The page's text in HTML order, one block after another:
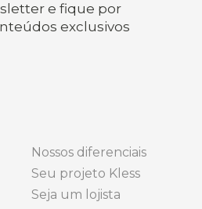
e fique por
exclusivos
Nossos diferenciais
Seu projeto Kless
Seja um lojista